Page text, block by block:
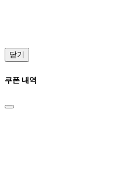
닫기
쿠폰 내역